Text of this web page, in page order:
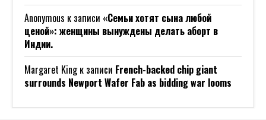
Anonymous к записи «Семьи хотят сына любой
ценой»: женщины вынуждены делать аборт в
Индии.
Margaret Kingк записи French-backed chip giant
surrounds Newport Wafer Fab as bidding war looms